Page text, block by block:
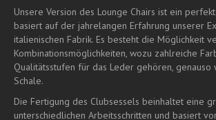
Unsere Version des Lounge Chairs ist ein
basiert auf der jahrelangen Erfahrung unserer
italienischen Fabrik. Es besteht die Möglichkeit
Kombinationsmöglichkeiten, wozu zahlreiche
Qualitätsstufen für das Leder gehören,
Schale.
Die Fertigung des Clubsessels beinhaltet eine
unterschiedlichen Arbeitsschritten und basiert